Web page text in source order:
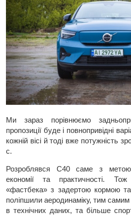
Ми зараз порівнюємо
пропозиції буде і повнопривідні
кожній вісі й тоді вже потужність
с.
Розроблявся С40 саме з метою
економії та практичності.
«фастбека» з задертою кормою
поліпшили аеродинаміку, тим
в технічних даних, та більше